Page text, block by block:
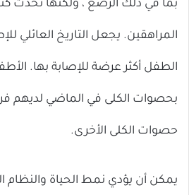
بما في ذلك الرضع ، ولكنها تحدث
المراهقين. يجعل التاريخ العائلي
الطفل أكثر عرضة للإصابة بها.
بحصوات الكلى في الماضي لديهم
حصوات الكلى الأخرى.
يمكن أن يؤدي نمط الحياة والنظام